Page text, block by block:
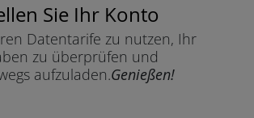
Sie Ihr Konto
Datentarife zu nutzen, Ihr
zu überprüfen und
aufzuladen.Genießen!